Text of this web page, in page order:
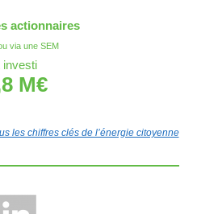
actionnaires
via une SEM
investi
M€
les chiffres clés de l’énergie citoyenne